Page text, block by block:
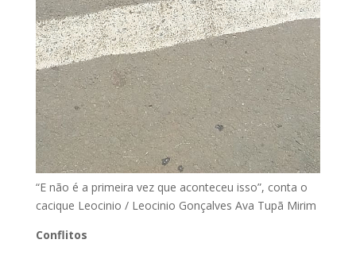
“E não é a primeira vez que aconteceu isso”, conta o
cacique Leocinio / Leocinio Gonçalves Ava Tupã Mirim
Conflitos